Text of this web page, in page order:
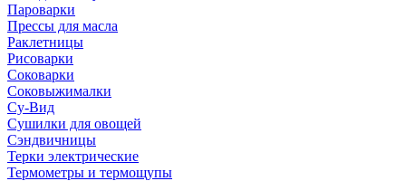
Пароварки
Прессы для масла
Раклетницы
Рисоварки
Соковарки
Соковыжималки
Су-Вид
Сушилки для овощей
Сэндвичницы
Терки электрические
Термометры и термощупы